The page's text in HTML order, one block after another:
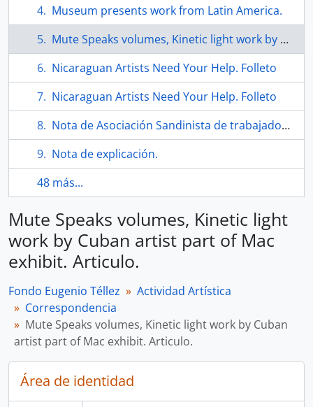
Museum presents work from Latin America.
Mute Speaks volumes, Kinetic light work by Cuban artist part of Mac exhibit. Articulo.
Nicaraguan Artists Need Your Help. Folleto
Nicaraguan Artists Need Your Help. Folleto
Nota de Asociación Sandinista de trabajadores de la cultura.
Nota de explicación.
48 más...
Mute Speaks volumes, Kinetic light
work by Cuban artist part of Mac
exhibit. Articulo.
Fondo Eugenio Téllez
Actividad Artística
Correspondencia
Mute Speaks volumes, Kinetic light work by Cuban
artist part of Mac exhibit. Articulo.
Área de identidad